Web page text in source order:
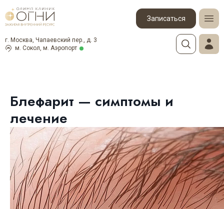
Записаться
м. Сокол, м. Аэропорт
г. Москва, Чапаевский пер., д. 3
Блефарит — симптомы и
лечение